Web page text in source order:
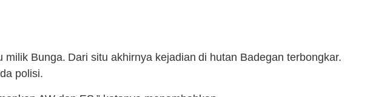
Bunga. Dari situ akhirnya kejadian di hutan Badegan terbongkar.
polisi.